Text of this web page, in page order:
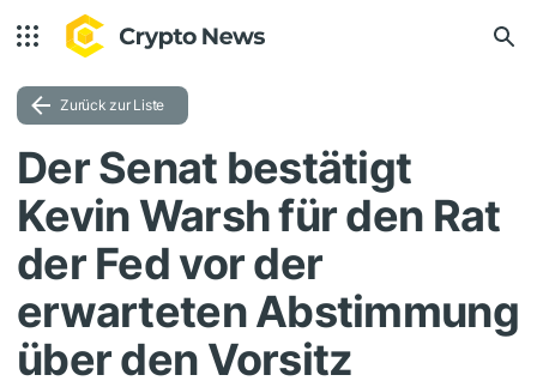
Zurück zur Liste
Der Senat bestätigt
Kevin Warsh für den Rat
der Fed vor der
erwarteten Abstimmung
über den Vorsitz